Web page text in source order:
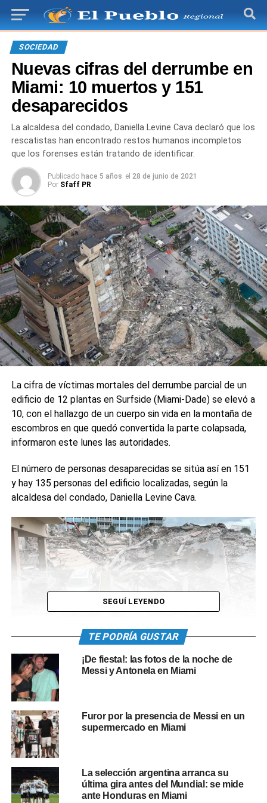
SOCIEDAD
Nuevas cifras del derrumbe en
Miami: 10 muertos y 151
desaparecidos
La alcaldesa del condado, Daniella Levine Cava declaró que los
rescatistas han encontrado restos humanos incompletos
que los forenses están tratando de identificar.
Publicado hace 5 años el 28 de junio de 2021
Por Sfaff PR
La cifra de víctimas mortales del derrumbe parcial de un
edificio de 12 plantas en Surfside (Miami-Dade) se elevó a
10, con el hallazgo de un cuerpo sin vida en la montaña de
escombros en que quedó convertida la parte colapsada,
informaron este lunes las autoridades.
El número de personas desaparecidas se sitúa así en 151
y hay 135 personas del edificio localizadas, según la
alcaldesa del condado, Daniella Levine Cava.
Además de cuerpos, los rescatistas han encontrado
restos humanos incompletos que los forenses están
tratando de identificar.
Por causas hasta ahora no determinadas, el ala noreste
del edificio Champlain Towers, inaugurado en 1981 y con
un total de 136 apartamentos, se derrumbó en segundos
a la 1.30 horas de la mañana (6.30 GMT) del jueves 24 de
junio, cuando sus habitantes dormían.
SEGUÍ LEYENDO
TE PODRÍA GUSTAR
¡De fiesta!: las fotos de la noche de
Messi y Antonela en Miami
Furor por la presencia de Messi en un
supermercado en Miami
La selección argentina arranca su
última gira antes del Mundial: se mide
ante Honduras en Miami